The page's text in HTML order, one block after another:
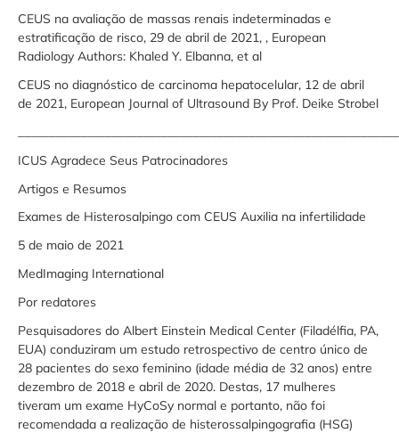
CEUS na avaliação de massas renais indeterminadas e
estratificação de risco, 29 de abril de 2021, , European
Radiology Authors: Khaled Y. Elbanna, et al
CEUS no diagnóstico de carcinoma hepatocelular, 12 de abril
de 2021, European Journal of Ultrasound By Prof. Deike Strobel
ICUS Agradece Seus Patrocinadores
Artigos e Resumos
Exames de Histerosalpingo com CEUS Auxilia na infertilidade
5 de maio de 2021
MedImaging International
Por redatores
Pesquisadores do Albert Einstein Medical Center (Filadélfia, PA,
EUA) conduziram um estudo retrospectivo de centro único de
28 pacientes do sexo feminino (idade média de 32 anos) entre
dezembro de 2018 e abril de 2020. Destas, 17 mulheres
tiveram um exame HyCoSy normal e portanto, não foi
recomendada a realização de histerossalpingografia (HSG)